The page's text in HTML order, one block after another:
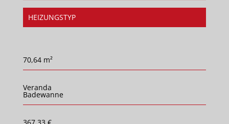
HEIZUNGSTYP
70,64 m²
Veranda
Badewanne